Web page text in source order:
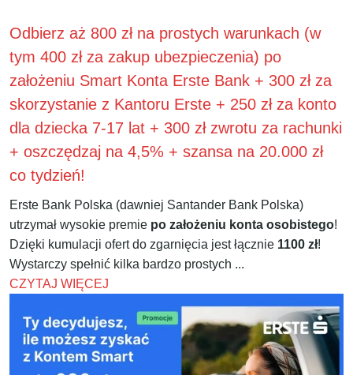
Odbierz aż 800 zł na prostych warunkach (w
tym 400 zł za zakup ubezpieczenia) po
założeniu Smart Konta Erste Bank + 300 zł za
skorzystanie z Kantoru Erste + 250 zł za konto
dla dziecka 7-17 lat + 300 zł zwrotu za rachunki
+ oszczędzaj na 4,5% + szansa na 20.000 zł
co tydzień!
Erste Bank Polska (dawniej Santander Bank Polska)
utrzymał wysokie premie po założeniu konta osobistego!
Dzięki kumulacji ofert do zgarnięcia jest łącznie 1100 zł!
Wystarczy spełnić kilka bardzo prostych ...
CZYTAJ WIĘCEJ